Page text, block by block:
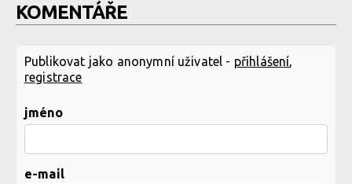
KOMENTÁŘE
Publikovat jako anonymní uživatel - přihlášení
registrace
jméno
e-mail